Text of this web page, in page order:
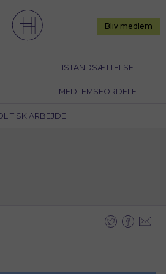
ISTANDSÆTTELSE
MEDLEMSFORDELE
ARBEJDE
Bliv medlem